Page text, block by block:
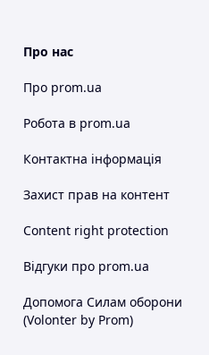
Про нас
Про prom.ua
Робота в prom.ua
Контактна інформація
Захист прав на контент
Content right protection
Відгуки про prom.ua
Допомога Силам оборони
(Volonter by Prom)